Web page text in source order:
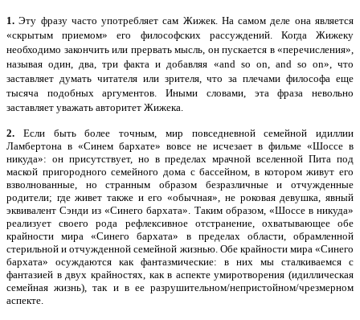
1. Эту фразу часто употребляет сам Жижек. На самом деле она является
«скрытым приемом» его философских рассуждений. Когда Жижеку
необходимо закончить или прервать мысль, он пускается в «перечисления»,
называя один, два, три факта и добавляя «and so on, and so on», что
заставляет думать читателя или зрителя, что за плечами философа еще
тысяча подобных аргументов. Иными словами, эта фраза невольно
заставляет уважать авторитет Жижека.
2. Если быть более точным, мир повседневной семейной идиллии
Ламбертона в «Синем бархате» вовсе не исчезает в фильме «Шоссе в
никуда»: он присутствует, но в пределах мрачной вселенной Пита под
маской пригородного семейного дома с бассейном, в котором живут его
взволнованные, но странным образом безразличные и отчужденные
родители; где живет также и его «обычная», не роковая девушка, явный
эквивалент Сэнди из «Синего бархата». Таким образом, «Шоссе в никуда»
реализует своего рода рефлексивное отстранение, охватывающее обе
крайности мира «Синего бархата» в пределах области, обрамленной
стерильной и отчужденной семейной жизнью. Обе крайности мира «Синего
бархата» осуждаются как фантазмические: в них мы сталкиваемся с
фантазией в двух крайностях, как в аспекте умиротворения (идиллическая
семейная жизнь), так и в ее разрушительном/непристойном/чрезмерном
аспекте.